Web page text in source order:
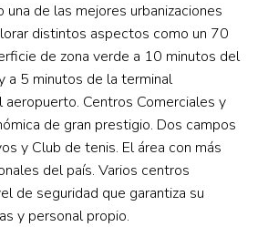
una de las mejores urbanizaciones
distintos aspectos como un 70
de zona verde a 10 minutos del
a 5 minutos de la terminal
aeropuerto. Centros Comerciales y
de gran prestigio. Dos campos
y Club de tenis. El área con más
del país. Varios centros
de seguridad que garantiza su
y personal propio.